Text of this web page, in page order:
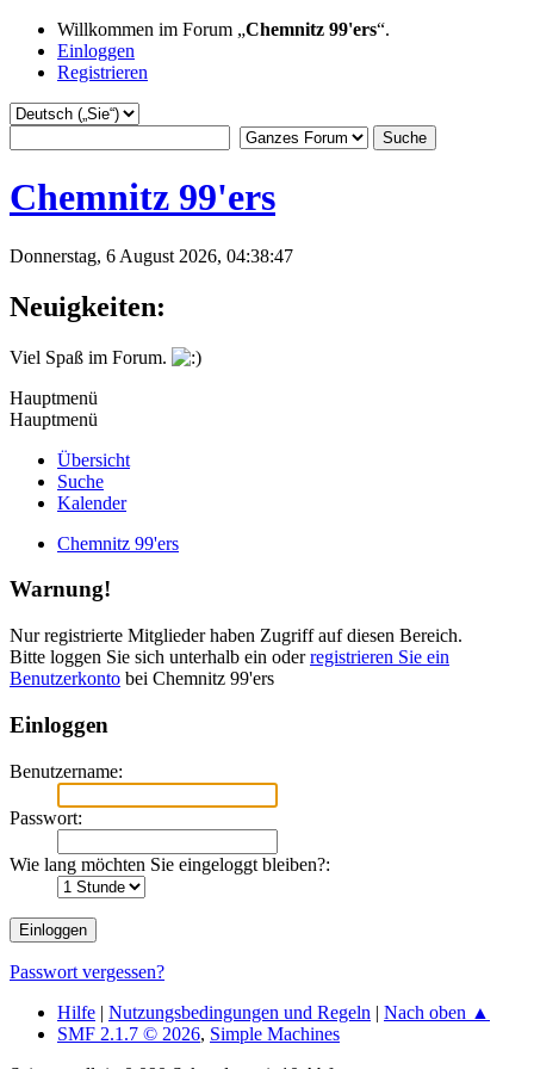
Willkommen im Forum „Chemnitz 99'ers“.
Einloggen
Registrieren
Chemnitz 99'ers
Donnerstag, 6 August 2026, 04:38:47
Neuigkeiten:
Viel Spaß im Forum.
Hauptmenü
Hauptmenü
Übersicht
Suche
Kalender
Chemnitz 99'ers
Warnung!
Nur registrierte Mitglieder haben Zugriff auf diesen Bereich.
Bitte loggen Sie sich unterhalb ein oderregistrieren Sie ein
Benutzerkonto bei Chemnitz 99'ers
Einloggen
Benutzername:
Passwort:
Wie lang möchten Sie eingeloggt bleiben?:
Passwort vergessen?
Hilfe | Nutzungsbedingungen und Regeln | Nach oben ▲
SMF 2.1.7 © 2026, Simple Machines